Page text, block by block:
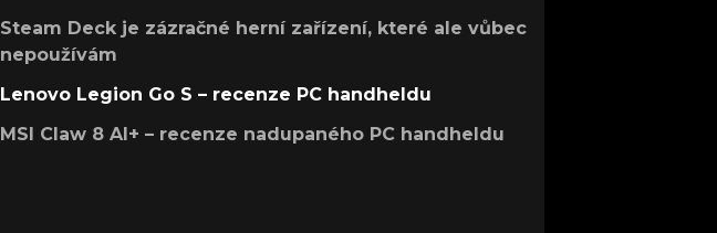
Steam Deck je zázračné herní zařízení, které ale vůbec
nepoužívám
Lenovo Legion Go S – recenze PC handheldu
MSI Claw 8 AI+ – recenze nadupaného PC handheldu